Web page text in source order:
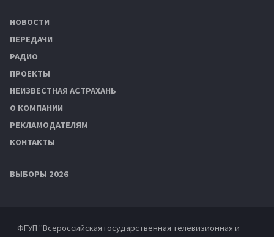
НОВОСТИ
ПЕРЕДАЧИ
РАДИО
ПРОЕКТЫ
НЕИЗВЕСТНАЯ АСТРАХАНЬ
О КОМПАНИИ
РЕКЛАМОДАТЕЛЯМ
КОНТАКТЫ
ВЫБОРЫ 2026
ФГУП "Всероссийская государственная телевизионная и